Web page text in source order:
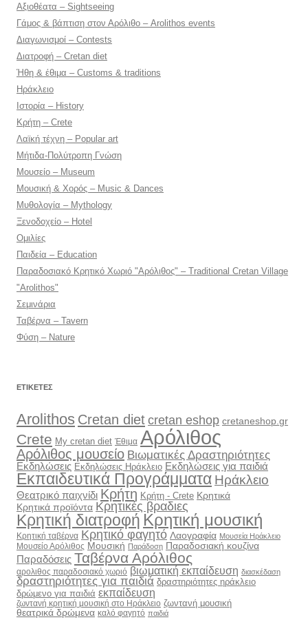
Αξιοθέατα – Sightseeing
Γάμος & βάπτιση στον Αρόλιθο – Arolithos events
Διαγωνισμοί – Contests
Διατροφή – Cretan diet
Ήθη & έθιμα – Customs & traditions
Ηράκλειο
Ιστορία – History
Κρήτη – Crete
Λαϊκή τέχνη – Popular art
Μήτιδα-Πολύτροπη Γνώση
Μουσείο – Museum
Μουσική & Χορός – Music & Dances
Μυθολογία – Mythology
Ξενοδοχείο – Hotel
Ομιλίες
Παιδεία – Education
Παραδοσιακό Κρητικό Χωριό "Αρόλιθος" – Traditional Cretan Village
"Arolithos"
Σεμινάρια
Ταβέρνα – Tavern
Φύση – Nature
ΕΤΙΚΈΤΕΣ
Arolithos Cretan dietcretan eshop cretaneshop.gr
Crete My cretan diet Έθιμα Αρόλιθος
Αρόλιθος μουσείο Βιωματικές Δραστηριότητες
Εκδηλώσεις Εκδηλώσεις Ηράκλειο Εκδηλώσεις για παιδιά
Εκπαιδευτικά Προγράμματα Ηράκλειο
Θεατρικό παιχνίδι Κρήτη Κρήτη - Crete Κρητικά
Κρητικά προϊόντα Κρητικές βραδιες
Κρητική διατροφή Κρητική μουσική
Κρητική ταβέρνα Κρητικό φαγητό Λαογραφία Μουσεία Ηράκλειο
Μουσείο Αρόλιθος Μουσική Παράδοση Παραδοσιακή κουζίνα
Παραδόσεις Ταβέρνα Αρόλιθος
αρολιθος παραδοσιακό χωριό βιωματική εκπαίδευση διασκέδαση
δραστηριότητες για παιδιά δραστηριότητες ηράκλειο
δρώμενο για παιδιά εκπαίδευση
ζωντανή κρητική μουσική στο Ηράκλειο ζωντανή μουσική
θεατρικά δρώμενα καλό φαγητό παιδιά